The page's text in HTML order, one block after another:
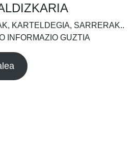
KARTELDEGIA, SARRERAK..
INFORMAZIO GUZTIA